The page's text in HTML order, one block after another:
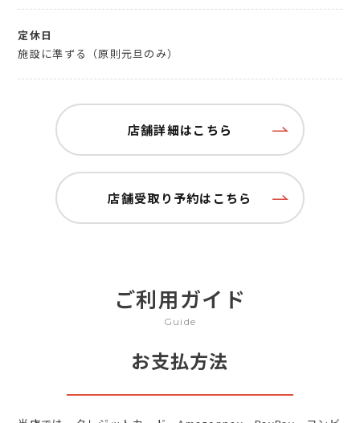
定休日
施設に準ずる（原則元旦のみ）
店舗詳細はこちら
店舗受取り予約はこちら
ご利用ガイド
Guide
お支払方法